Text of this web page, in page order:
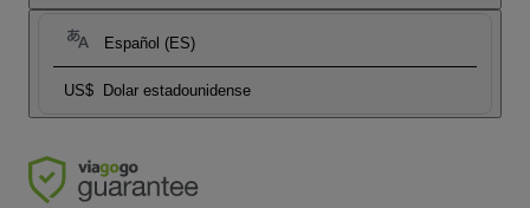
Español (ES)
US$ Dolar estadounidense